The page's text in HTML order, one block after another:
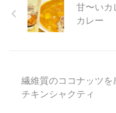
甘〜いカ
カレー
繊維質のココナッツ
チキンシャクティ